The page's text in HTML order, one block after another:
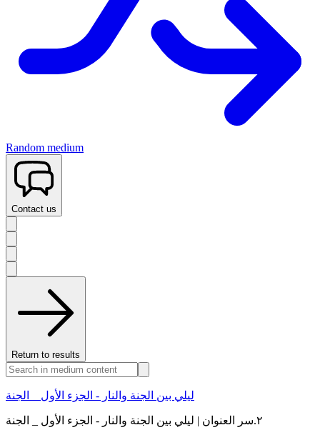
Random medium
Contact us
Return to results
ليلي بين الجنة والنار - الجزء الأول _ الجنة
٢.سر العنوان | ليلي بين الجنة والنار - الجزء الأول _ الجنة